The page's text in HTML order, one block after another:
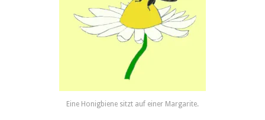
Eine Honigbiene sitzt auf einer Margarite.